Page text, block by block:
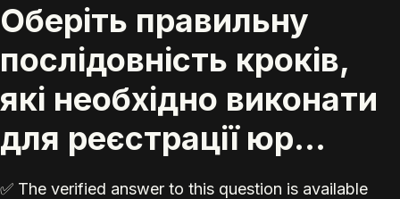
Оберіть правильну
послідовність кроків,
які необхідно виконати
для реєстрації юр...
✅ The verified answer to this question is available